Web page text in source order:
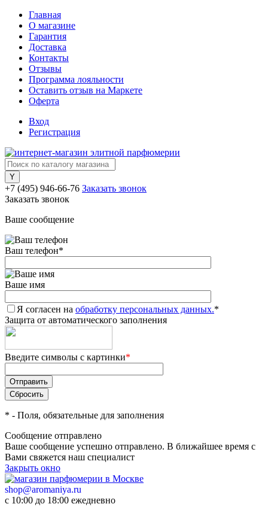
Главная
О магазине
Гарантия
Доставка
Контакты
Отзывы
Программа лояльности
Оставить отзыв на Маркете
Оферта
Вход
Регистрация
+7 (495) 946-66-76 Заказать звонок
Заказать звонок
Ваше сообщение
Ваш телефон*
Ваше имя
Я согласен на обработку персональных данных.*
Защита от автоматического заполнения
Введите символы с картинки*
* - Поля, обязательные для заполнения
Сообщение отправлено
Ваше сообщение успешно отправлено. В ближайшее время с
Вами свяжется наш специалист
Закрыть окно
shop@aromaniya.ru
с 10:00 до 18:00 ежедневно